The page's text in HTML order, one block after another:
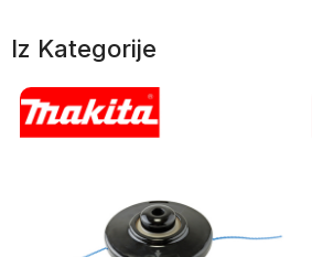
Iz Kategorije